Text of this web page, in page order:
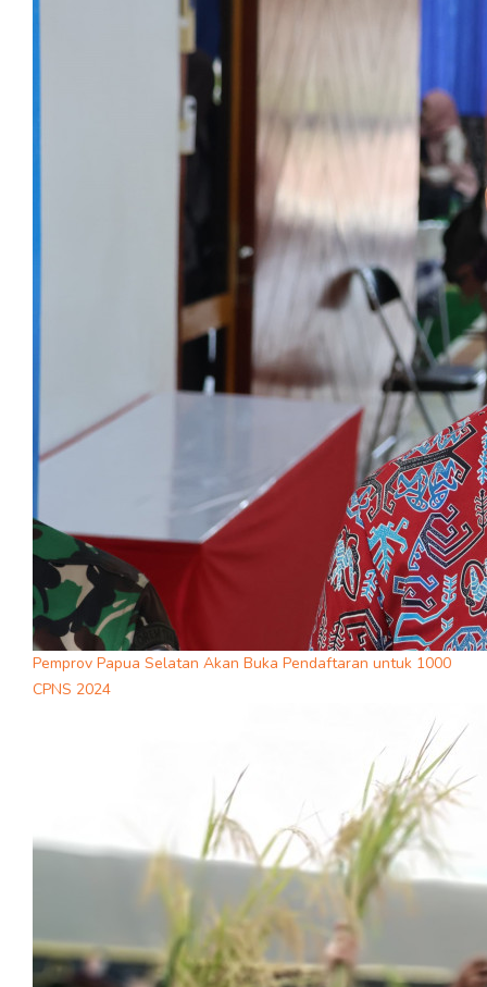
Pemprov Papua Selatan Akan Buka Pendaftaran untuk 1000
CPNS 2024